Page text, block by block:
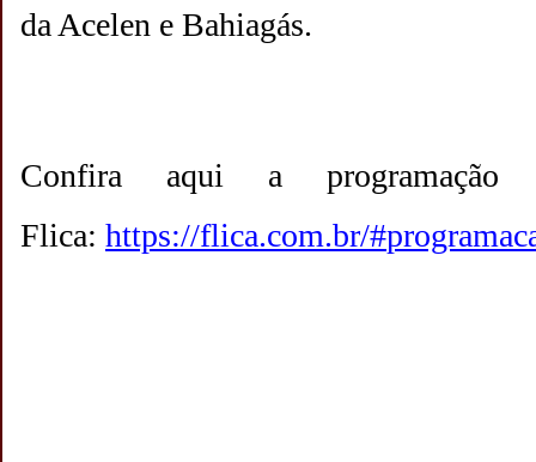
da Acelen e Bahiagás.
Confira aqui a programação
Flica: https://flica.com.br/#